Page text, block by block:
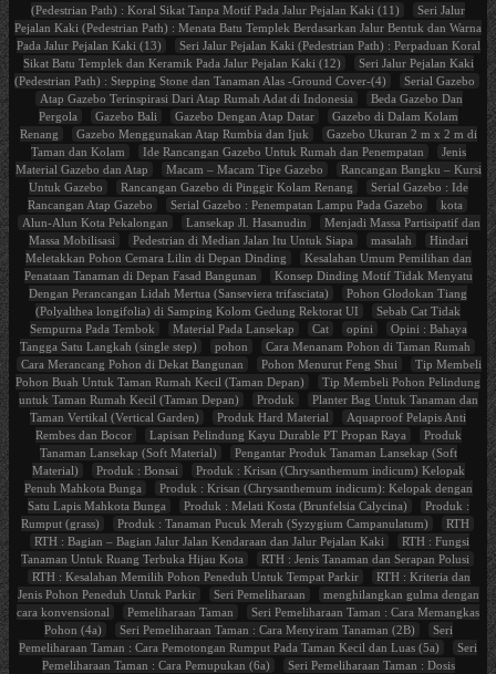
(Pedestrian Path) : Koral Sikat Tanpa Motif Pada Jalur Pejalan Kaki (11)
Seri Jalur
Pejalan Kaki (Pedestrian Path) : Menata Batu Templek Berdasarkan Jalur Bentuk dan Warna
Pada Jalur Pejalan Kaki (13)
Seri Jalur Pejalan Kaki (Pedestrian Path) : Perpaduan Koral
Sikat Batu Templek dan Keramik Pada Jalur Pejalan Kaki (12)
Seri Jalur Pejalan Kaki
(Pedestrian Path) : Stepping Stone dan Tanaman Alas -Ground Cover-(4)
Serial Gazebo
Atap Gazebo Terinspirasi Dari Atap Rumah Adat di Indonesia
Beda Gazebo Dan
Pergola
Gazebo Bali Gazebo Dengan Atap Datar
Gazebo di Dalam Kolam
Renang
Gazebo Menggunakan Atap Rumbia dan Ijuk
Gazebo Ukuran 2 m x 2 m di
Taman dan Kolam
Ide Rancangan Gazebo Untuk Rumah dan Penempatan
Jenis
Material Gazebo dan Atap
Macam – Macam Tipe Gazebo
Rancangan Bangku – Kursi
Untuk Gazebo
Rancangan Gazebo di Pinggir Kolam Renang
Serial Gazebo : Ide
Rancangan Atap Gazebo
Serial Gazebo : Penempatan Lampu Pada Gazebo
kota
Alun-Alun Kota Pekalongan
Lansekap Jl. Hasanudin
Menjadi Massa Partisipatif dan
Massa Mobilisasi
Pedestrian di Median Jalan Itu Untuk Siapa masalah
Hindari
Meletakkan Pohon Cemara Lilin di Depan Dinding
Kesalahan Umum Pemilihan dan
Penataan Tanaman di Depan Fasad Bangunan
Konsep Dinding Motif Tidak Menyatu
Dengan Perancangan Lidah Mertua (Sanseviera trifasciata)
Pohon Glodokan Tiang
(Polyalthea longifolia) di Samping Kolom Gedung Rektorat UI
Sebab Cat Tidak
Sempurna Pada Tembok
Material Pada Lansekap Cat opini
Opini : Bahaya
Tangga Satu Langkah (single step)
pohon
Cara Menanam Pohon di Taman Rumah
Cara Merancang Pohon di Dekat Bangunan
Pohon Menurut Feng Shui
Tip Membeli
Pohon Buah Untuk Taman Rumah Kecil (Taman Depan)
Tip Membeli Pohon Pelindung
untuk Taman Rumah Kecil (Taman Depan)
Produk
Planter Bag Untuk Tanaman dan
Taman Vertikal (Vertical Garden)
Produk Hard Material
Aquaproof Pelapis Anti
Rembes dan Bocor
Lapisan Pelindung Kayu Durable PT Propan Raya
Produk
Tanaman Lansekap (Soft Material)
Pengantar Produk Tanaman Lansekap (Soft
Material)
Produk : Bonsai
Produk : Krisan (Chrysanthemum indicum) Kelopak
Penuh Mahkota Bunga
Produk : Krisan (Chrysanthemum indicum): Kelopak dengan
Satu Lapis Mahkota Bunga
Produk : Melati Kosta (Brunfelsia Calycina)
Produk :
Rumput (grass)
Produk : Tanaman Pucuk Merah (Syzygium Campanulatum)
RTH
RTH : Bagian – Bagian Jalur Jalan Kendaraan dan Jalur Pejalan Kaki
RTH : Fungsi
Tanaman Untuk Ruang Terbuka Hijau Kota
RTH : Jenis Tanaman dan Serapan Polusi
RTH : Kesalahan Memilih Pohon Peneduh Untuk Tempat Parkir
RTH : Kriteria dan
Jenis Pohon Peneduh Untuk Parkir
Seri Pemeliharaan
menghilangkan gulma dengan
cara konvensional
Pemeliharaan Taman
Seri Pemeliharaan Taman : Cara Memangkas
Pohon (4a)
Seri Pemeliharaan Taman : Cara Menyiram Tanaman (2B)
Seri
Pemeliharaan Taman : Cara Pemotongan Rumput Pada Taman Kecil dan Luas (5a)
Seri
Pemeliharaan Taman : Cara Pemupukan (6a)
Seri Pemeliharaan Taman : Dosis